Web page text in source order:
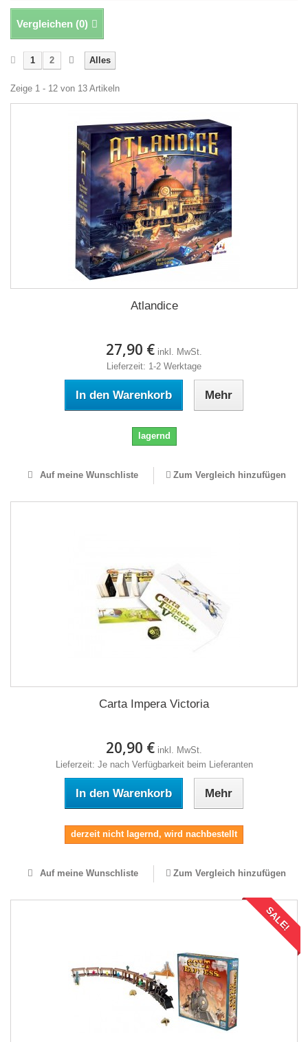
Vergleichen (0)
Alles
1 2
Zeige 1 - 12 von 13 Artikeln
Atlandice
27,90 € inkl. MwSt.
Lieferzeit: 1-2 Werktage
In den Warenkorb Mehr
lagernd
Auf meine Wunschliste Zum Vergleich hinzufügen
Carta Impera Victoria
20,90 € inkl. MwSt.
Lieferzeit: Je nach Verfügbarkeit beim Lieferanten
In den Warenkorb Mehr
derzeit nicht lagernd, wird nachbestellt
Auf meine Wunschliste Zum Vergleich hinzufügen
SALE!